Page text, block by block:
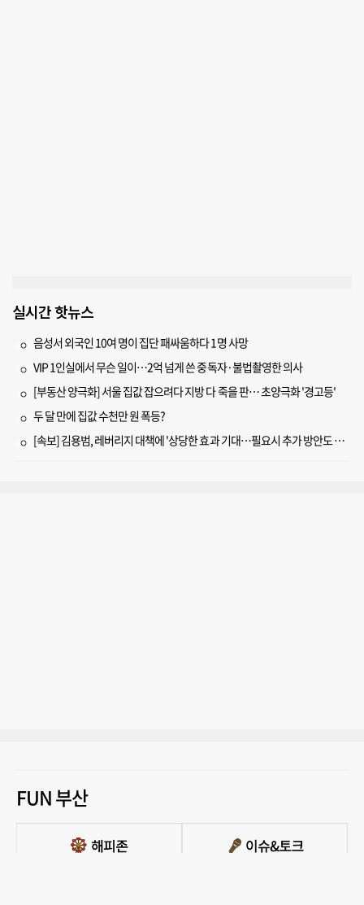
실시간 핫뉴스
음성서 외국인 10여 명이 집단 패싸움하다 1명 사망
VIP 1인실에서 무슨 일이…2억 넘게 쓴 중독자·불법촬영한 의사
[부동산 양극화] 서울 집값 잡으려다 지방 다 죽을 판… 초양극화 '경고등'
두 달 만에 집값 수천만 원 폭등?
[속보] 김용범, 레버리지 대책에 '상당한 효과 기대…필요시 추가 방안도 검토'
FUN 부산